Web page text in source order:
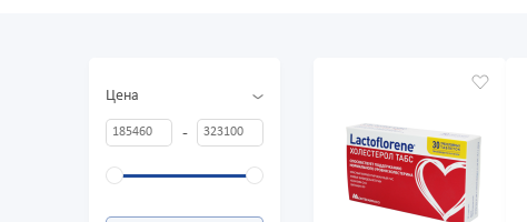
Цена
-